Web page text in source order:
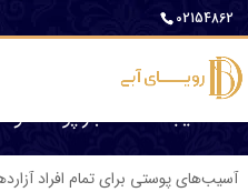
02154862
علت ایجاد منافذ باز پوست و
آسیب‌های پوستی برای تما‌م ‌افراد